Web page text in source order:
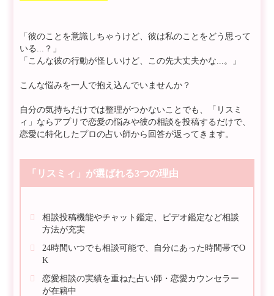
「彼のことを意識しちゃうけど、彼は私のことをどう思って
いる...？」
「こんな彼の行動が怪しいけど、この先大丈夫かな...。」
こんな悩みを一人で抱え込んでいませんか？
自分の気持ちだけでは整理がつかないことでも、「リスミ
ィ」ならアプリで恋愛の悩みや彼の相談を投稿するだけで、
恋愛に特化したプロの占い師から回答が返ってきます。
「リスミィ」が選ばれる3つの理由
相談投稿機能やチャット鑑定、ビデオ鑑定など相談
方法が充実
24時間いつでも相談可能で、自分にあった時間帯でO
K
恋愛相談の実績を重ねた占い師・恋愛カウンセラー
が在籍中